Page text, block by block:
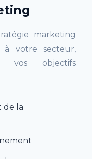
marketing
à votre secteur,
vos objectifs
de la